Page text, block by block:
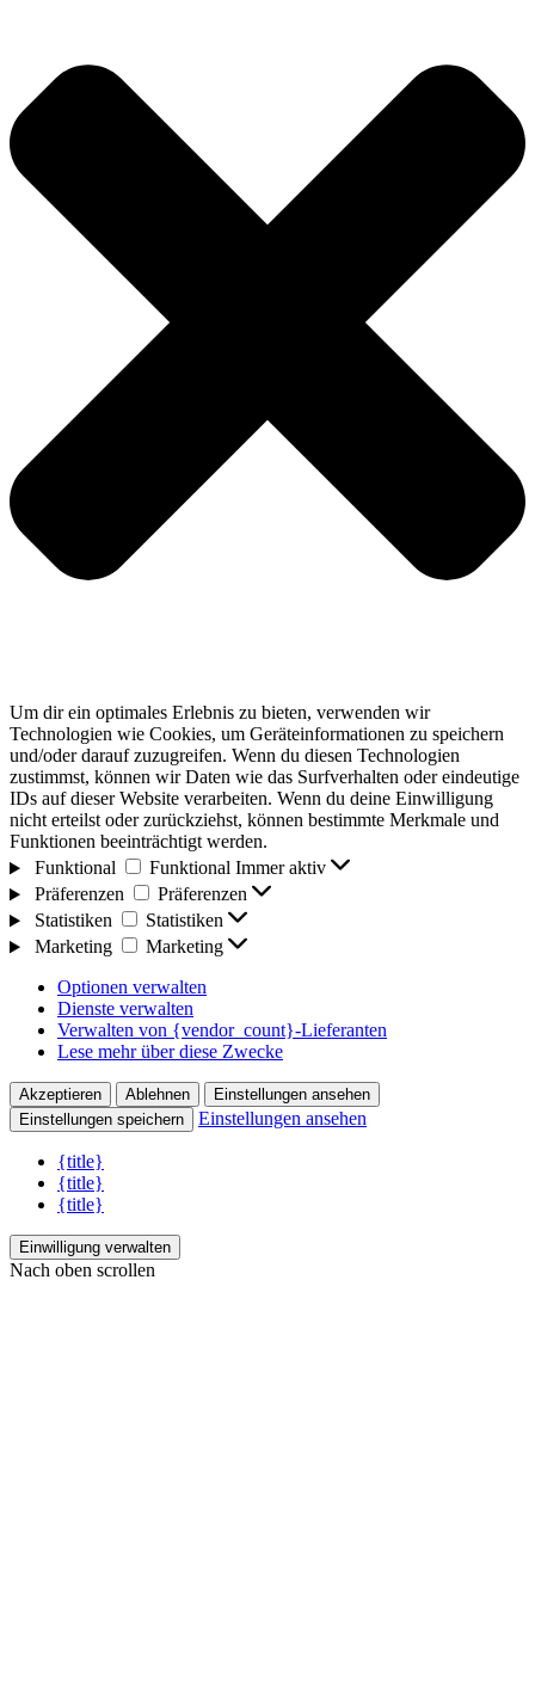
Um dir ein optimales Erlebnis zu bieten, verwenden wir
Technologien wie Cookies, um Geräteinformationen zu speichern
und/oder darauf zuzugreifen. Wenn du diesen Technologien
zustimmst, können wir Daten wie das Surfverhalten oder eindeutige
IDs auf dieser Website verarbeiten. Wenn du deine Einwilligung
nicht erteilst oder zurückziehst, können bestimmte Merkmale und
Funktionen beeinträchtigt werden.
Funktional
Funktional Immer aktiv
Präferenzen
Präferenzen
Statistiken
Statistiken
Marketing
Marketing
Optionen verwalten
Dienste verwalten
Verwalten von {vendor_count}-Lieferanten
Lese mehr über diese Zwecke
Akzeptieren Ablehnen
Einstellungen ansehen
Einstellungen speichern
Einstellungen ansehen
{title}
{title}
{title}
Einwilligung verwalten
Nach oben scrollen